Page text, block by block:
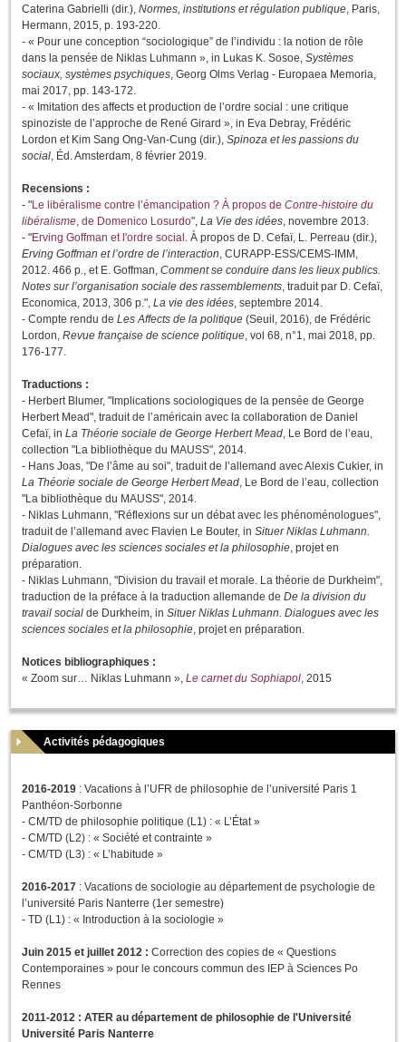
Caterina Gabrielli (dir.), Normes, institutions et régulation publique, Paris,
Hermann, 2015, p. 193-220.
- « Pour une conception “sociologique” de l’individu : la notion de rôle
dans la pensée de Niklas Luhmann », in Lukas K. Sosoe, Systèmes
sociaux, systèmes psychiques, Georg Olms Verlag - Europaea Memoria,
mai 2017, pp. 143-172.
- « Imitation des affects et production de l’ordre social : une critique
spinoziste de l’approche de René Girard », in Eva Debray, Frédéric
Lordon et Kim Sang Ong-Van-Cung (dir.), Spinoza et les passions du
social, Éd. Amsterdam, 8 février 2019.
Recensions :
- "Le libéralisme contre l’émancipation ? À propos de Contre-histoire du
libéralisme, de Domenico Losurdo", La Vie des idées, novembre 2013.
- "Erving Goffman et l'ordre social . À propos de D. Cefaï, L. Perreau (dir.),
Erving Goffman et l’ordre de l’interaction, CURAPP-ESS/CEMS-IMM,
2012. 466 p., et E. Goffman, Comment se conduire dans les lieux publics.
Notes sur l’organisation sociale des rassemblements, traduit par D. Cefaï,
Economica, 2013, 306 p.", La vie des idées, septembre 2014.
- Compte rendu de Les Affects de la politique (Seuil, 2016), de Frédéric
Lordon, Revue française de science politique, vol 68, n°1, mai 2018, pp.
176-177.
Traductions :
- Herbert Blumer, "Implications sociologiques de la pensée de George
Herbert Mead", traduit de l’américain avec la collaboration de Daniel
Cefaï, in La Théorie sociale de George Herbert Mead, Le Bord de l’eau,
collection "La bibliothèque du MAUSS", 2014.
- Hans Joas, "De l’âme au soi", traduit de l’allemand avec Alexis Cukier, in
La Théorie sociale de George Herbert Mead, Le Bord de l’eau, collection
"La bibliothèque du MAUSS", 2014.
- Niklas Luhmann, "Réflexions sur un débat avec les phénoménologues",
traduit de l’allemand avec Flavien Le Bouter, in Situer Niklas Luhmann.
Dialogues avec les sciences sociales et la philosophie, projet en
préparation.
- Niklas Luhmann, "Division du travail et morale. La théorie de Durkheim",
traduction de la préface à la traduction allemande de De la division du
travail social de Durkheim, in Situer Niklas Luhmann. Dialogues avec les
sciences sociales et la philosophie, projet en préparation.
Notices bibliographiques :
« Zoom sur… Niklas Luhmann », Le carnet du Sophiapol, 2015
Activités pédagogiques
2016-2019 : Vacations à l’UFR de philosophie de l’université Paris 1
Panthéon-Sorbonne
- CM/TD de philosophie politique (L1) : « L’État »
- CM/TD (L2) : « Société et contrainte »
- CM/TD (L3) : « L’habitude »
2016-2017 : Vacations de sociologie au département de psychologie de
l’université Paris Nanterre (1er semestre)
- TD (L1) : « Introduction à la sociologie »
Juin 2015 et juillet 2012 : Correction des copies de « Questions
Contemporaines » pour le concours commun des IEP à Sciences Po
Rennes
2011-2012 : ATER au département de philosophie de l'Université
Université Paris Nanterre